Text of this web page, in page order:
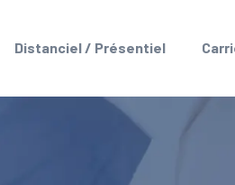
Distanciel / Présentiel